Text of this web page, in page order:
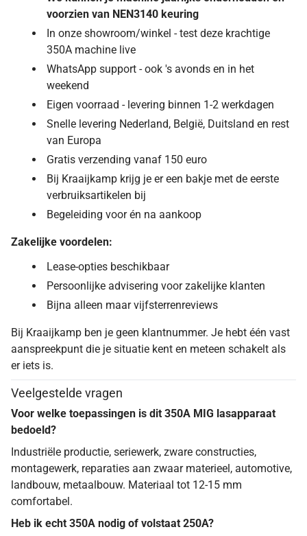
voorzien van NEN3140 keuring
In onze showroom/winkel - test deze krachtige
350A machine live
WhatsApp support - ook 's avonds en in het
weekend
Eigen voorraad - levering binnen 1-2 werkdagen
Snelle levering Nederland, België, Duitsland en rest
van Europa
Gratis verzending vanaf 150 euro
Bij Kraaijkamp krijg je er een bakje met de eerste
verbruiksartikelen bij
Begeleiding voor én na aankoop
Zakelijke voordelen:
Lease-opties beschikbaar
Persoonlijke advisering voor zakelijke klanten
Bijna alleen maar vijfsterrenreviews
Bij Kraaijkamp ben je geen klantnummer. Je hebt één vast
aanspreekpunt die je situatie kent en meteen schakelt als
er iets is.
Veelgestelde vragen
Voor welke toepassingen is dit 350A MIG lasapparaat
bedoeld?
Industriële productie, seriewerk, zware constructies,
montagewerk, reparaties aan zwaar materieel, automotive,
landbouw, metaalbouw. Materiaal tot 12-15 mm
comfortabel.
Heb ik echt 350A nodig of volstaat 250A?